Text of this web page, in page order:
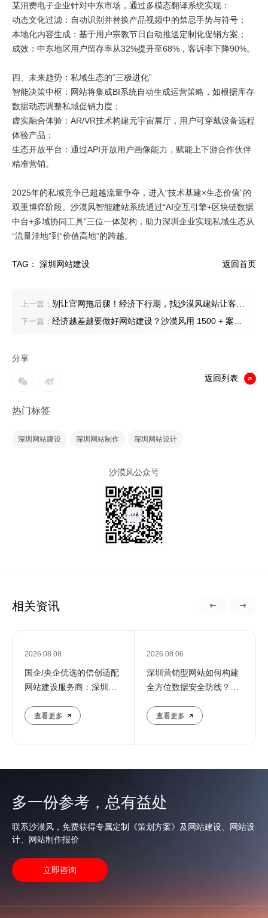
分享
返回列表
热门标签
深圳网站建设 深圳网站制作 深圳网站设计
沙漠风公众号
某消费电子企业针对中东市场，通过多模态翻译系统实现：
动态文化过滤：自动识别并替换产品视频中的禁忌手势与符号；
本地化内容生成：基于用户宗教节日自动推送定制化促销方案；
成效：中东地区用户留存率从32%提升至68%，客诉率下降90%。
四、未来趋势：私域生态的“三极进化”
智能决策中枢：网站将集成BI系统自动生成运营策略，如根据库存
数据动态调整私域促销力度；
虚实融合体验：AR/VR技术构建元宇宙展厅，用户可穿戴设备远程
体验产品；
生态开放平台：通过API开放用户画像能力，赋能上下游合作伙伴
精准营销。
2025年的私域竞争已超越流量争夺，进入“技术基建×生态价值”的
双重博弈阶段。沙漠风智能建站系统通过“AI交互引擎+区块链数据
中台+多域协同工具”三位一体架构，助力深圳企业实现私域生态从
“流量洼地”到“价值高地”的跨越。
TAG： 深圳网站建设 返回首页
上一篇： 别让官网拖后腿！经济下行期，找沙漠风建站让客户
转化率飙升
下一篇： 经济越差越要做好网站建设？沙漠风用 1500 + 案例
相关资讯
2026.08.08
国企/央企优选的信创适配
网站建设服务商：深圳定
查看更多
2026.08.06
深圳营销型网站如何构建
全方位数据安全防线？专
查看更多
多一份参考，总有益处
联系沙漠风，免费获得专属定制《策划方案》及网站建设、网站设
计、网站制作报价
立即咨询